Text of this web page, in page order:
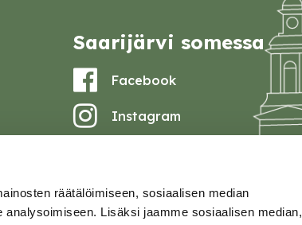
räätälöimiseen, sosiaalisen median
Lisäksi jaamme sosiaalisen median,
Saarijärvi somessa
Facebook
Instagram